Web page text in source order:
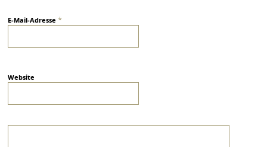
E-Mail-Adresse*
Website